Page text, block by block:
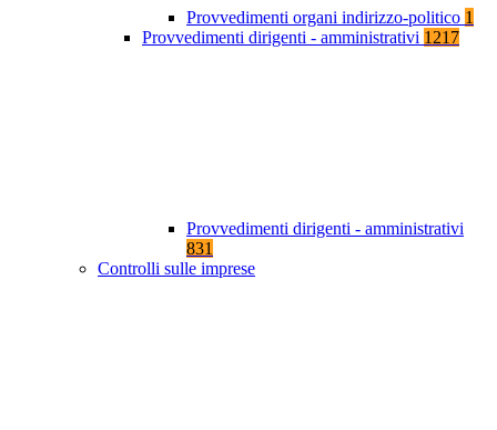
Provvedimenti organi indirizzo-politico 1
Provvedimenti dirigenti - amministrativi 1217
Provvedimenti dirigenti - amministrativi
831
Controlli sulle imprese